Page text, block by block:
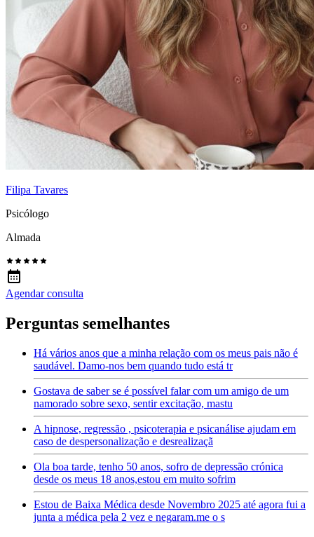
Filipa Tavares
Psicólogo
Almada
Agendar consulta
Perguntas semelhantes
Há vários anos que a minha relação com os meus pais não é
saudável. Damo-nos bem quando tudo está tr
Gostava de saber se é possível falar com um amigo de um
namorado sobre sexo, sentir excitação, mastu
A hipnose, regressão , psicoterapia e psicanálise ajudam em
caso de despersonalização e desrealizaçã
Ola boa tarde, tenho 50 anos, sofro de depressão crónica
desde os meus 18 anos,estou em muito sofrim
Estou de Baixa Médica desde Novembro 2025 até agora fui a
junta a médica pela 2 vez e negaram.me o s